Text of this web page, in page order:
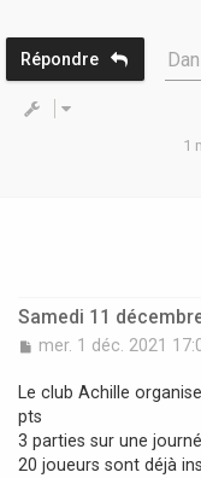
Répondre
1
Samedi 11
M
s
a
g
e
mer. 1 déc. 2021
Le club Achille
pts
3 parties sur une
20 joueurs sont déjà